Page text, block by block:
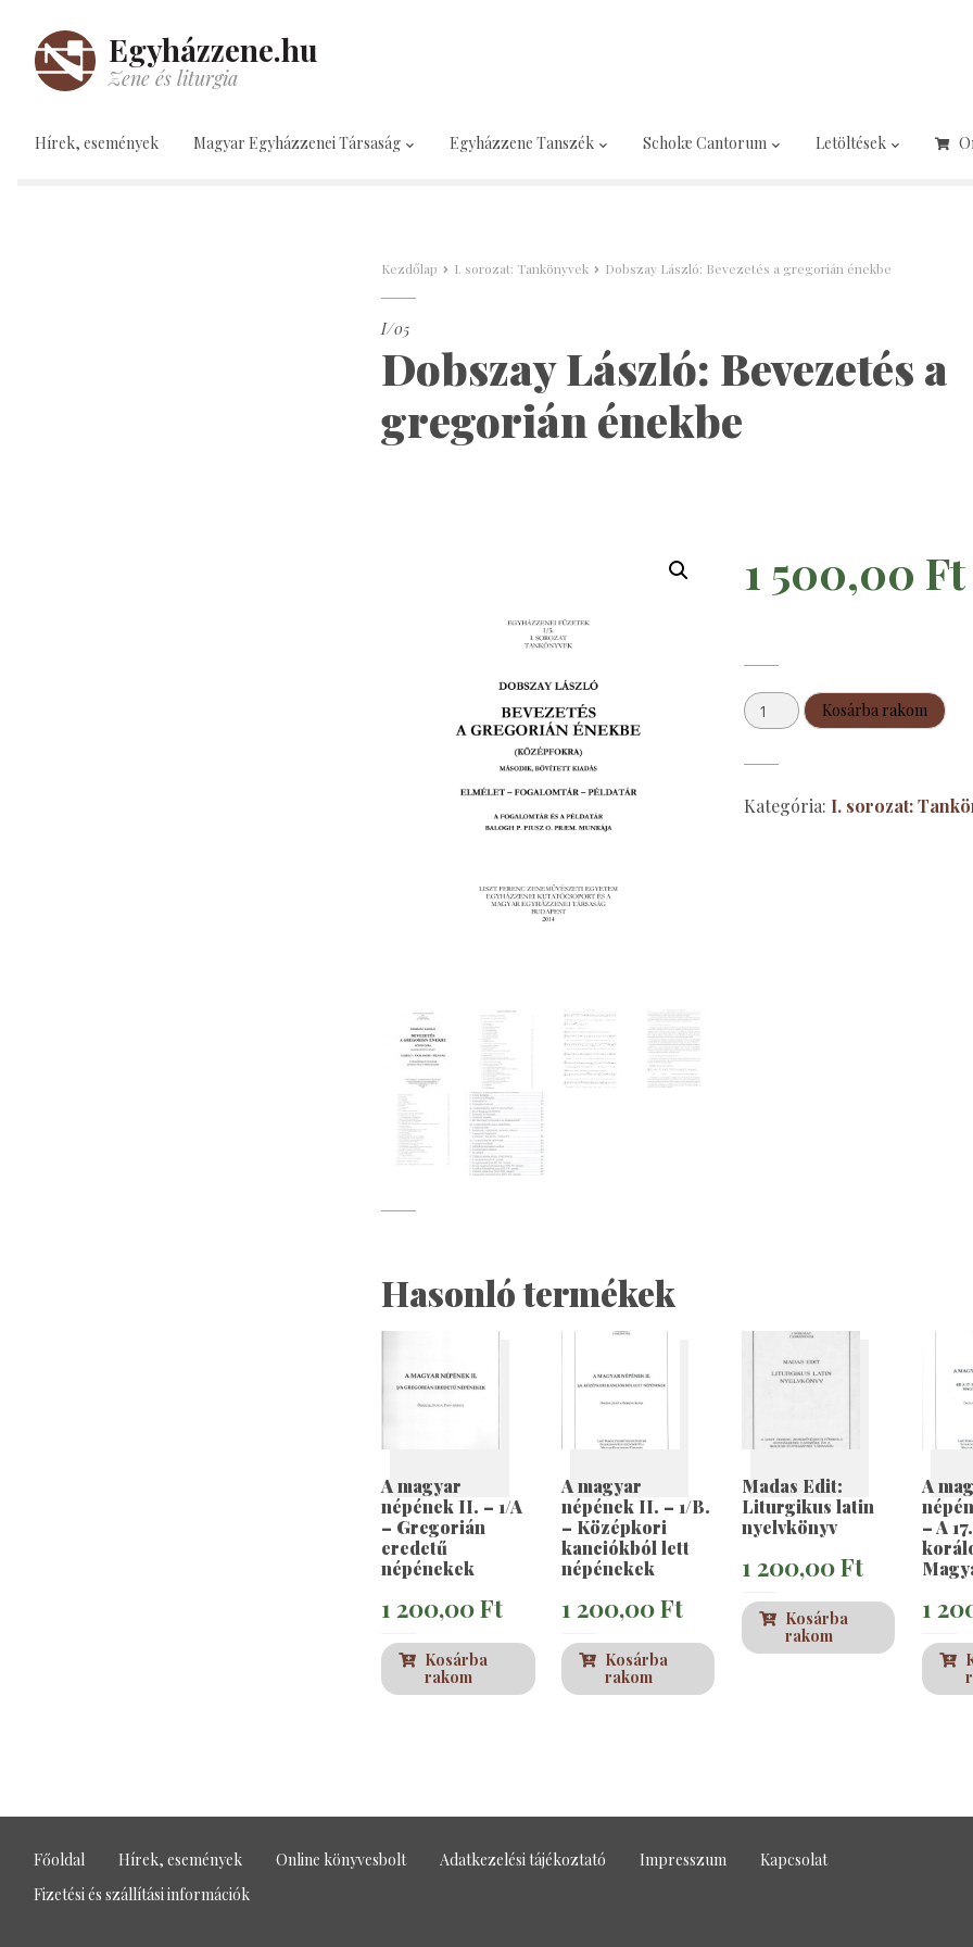
Egyházzene.hu
Zene és liturgia
Hírek, események Magyar Egyházzenei Társaság Egyházzene Tanszék Scholæ Cantorum Letöltések
Kezdőlap I. sorozat: Tankönyvek Dobszay László: Bevezetés a gregorián énekbe
I/05
Dobszay László: Bevezetés a
gregorián énekbe
1 500,00 Ft
Dobszay
László:
Bevezetés
a
Kosárba rakom
Kategória: I. sorozat:
Hasonló termékek
A magyar
népének II. – 1/A
– Gregorián
eredetű
népénekek
1 200,00Ft
Kosárba
rakom
A magyar
népének II. – 1/B.
– Középkori
kanciókból lett
népénekek
1 200,00Ft
Kosárba
rakom
Madas Edit:
Liturgikus latin
nyelvkönyv
1 200,00Ft
Kosárba
rakom
A
– A
1
Főoldal Hírek, események Online könyvesbolt Adatkezelési tájékoztató Impresszum
Kapcsolat
Fizetési és szállítási információk